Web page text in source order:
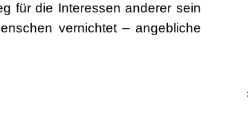
für die Interessen anderer sein
vernichtet – angebliche